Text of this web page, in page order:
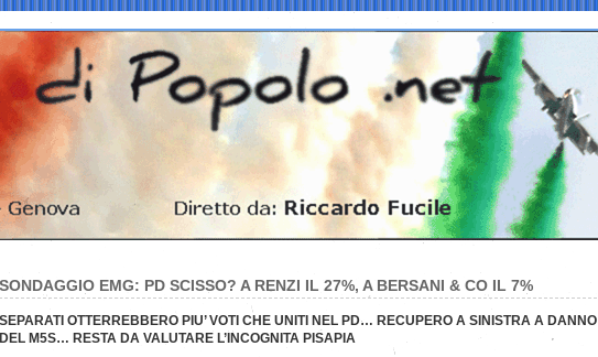
SONDAGGIO EMG: PD SCISSO? A RENZI IL 27%, A BERSANI & CO IL 7%
SEPARATI OTTERREBBERO PIU’ VOTI CHE UNITI NEL PD… RECUPERO A SINISTRA A DANNO
DEL M5S… RESTA DA VALUTARE L’INCOGNITA PISAPIA